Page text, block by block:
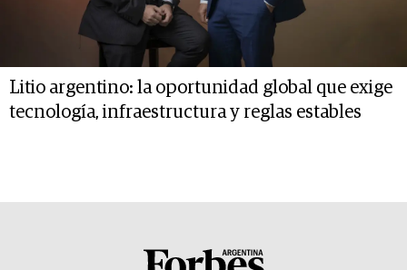
Litio argentino: la oportunidad global que exige
tecnología, infraestructura y reglas estables